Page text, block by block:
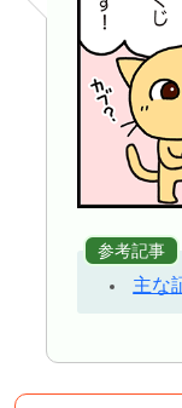
参考記事
主な